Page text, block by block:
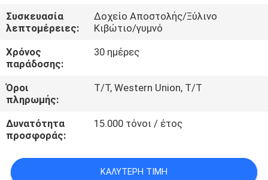
ΕΠΙΣΚΈΨΕΙΣ
ΕΡΓΟΣΤΆΣΙΟ
ΈΛΕΓΧΟΣ
ΠΟΙΌΤΗΤΑΣ
ΕΙΔΉΣΕΙΣ
Συσκευασία
λεπτομέρειες:
Δοχείο Αποστολής/Ξύλινο
Κιβώτιο/γυμνό
Χρόνος
παράδοσης:
30 ημέρες
Όροι
πληρωμής:
T/T, Western Union, T/T
Δυνατότητα
προσφοράς:
15.000 τόνοι / έτος
ΚΑΛΎΤΕΡΗ ΤΙΜΉ